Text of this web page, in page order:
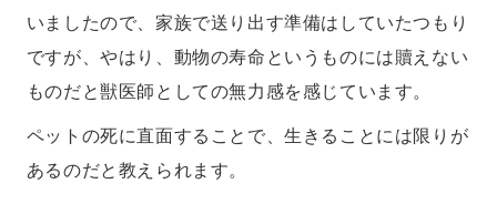
いましたので、家族で送り出す準備はしていたつもり
ですが、やはり、動物の寿命というものには贖えない
ものだと獣医師としての無力感を感じています。
ペットの死に直面することで、生きることには限りが
あるのだと教えられます。